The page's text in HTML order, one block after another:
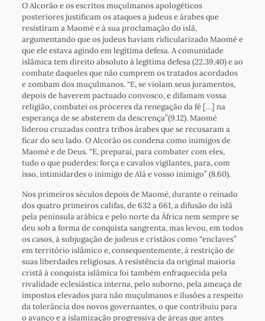
O Alcorão e os escritos muçulmanos apologéticos
posteriores justificam os ataques a judeus e árabes que
resistiram a Maomé e à sua proclamação do islã,
argumentando que os judeus haviam ridicularizado Maomé e
que ele estava agindo em legítima defesa. A comunidade
islâmica tem direito absoluto à legítima defesa (22.39,40) e ao
combate daqueles que não cumprem os tratados acordados
e zombam dos muçulmanos. “E, se violam seus juramentos,
depois de haverem pactuado convosco, e difamam vossa
religião, combatei os próceres da renegação da fé […] na
esperança de se absterem da descrença”(9.12). Maomé
liderou cruzadas contra tribos árabes que se recusaram a
ficar do seu lado. O Alcorão os condena como inimigos de
Maomé e de Deus. “E, preparai, para combater com eles,
tudo o que puderdes: força e cavalos vigilantes, para, com
isso, intimidardes o inimigo de Alá e vosso inimigo” (8.60).
Nos primeiros séculos depois de Maomé, durante o reinado
dos quatro primeiros califas, de 632 a 661, a difusão do islã
pela península arábica e pelo norte da África nem sempre se
deu sob a forma de conquista sangrenta, mas levou, em todos
os casos, à subjugação de judeus e cristãos como “enclaves”
em território islâmico e, consequentemente, à restrição de
suas liberdades religiosas. A resistência da original maioria
cristã à conquista islâmica foi também enfraquecida pela
rivalidade eclesiástica interna, pelo suborno, pela ameaça de
impostos elevados para não muçulmanos e ilusões a respeito
da tolerância dos novos governantes, o que contribuiu para
o avanço e a islamização progressiva de áreas que antes